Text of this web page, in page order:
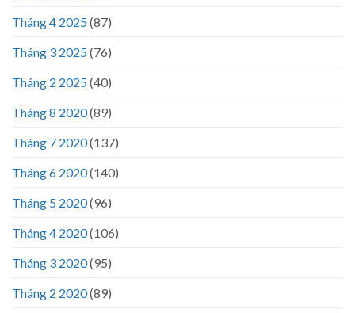
Tháng 4 2025(87)
Tháng 3 2025(76)
Tháng 2 2025(40)
Tháng 8 2020(89)
Tháng 7 2020(137)
Tháng 6 2020(140)
Tháng 5 2020(96)
Tháng 4 2020(106)
Tháng 3 2020(95)
Tháng 2 2020(89)